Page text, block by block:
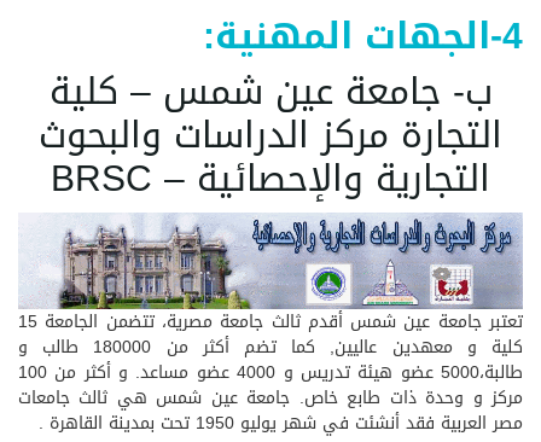
4-الجهات المهنية:
ب- جامعة عين شمس – كلية
التجارة مركز الدراسات والبحوث
التجارية والإحصائية – BRSC
تعتبر جامعة عين شمس أقدم ثالث جامعة مصرية، تتضمن الجامعة 15
كلية و معهدين عاليين, كما تضم أكثر من 180000 طالب و
طالبة،5000 عضو هيئة تدريس و 4000 عضو مساعد. و أكثر من 100
مركز و وحدة ذات طابع خاص. جامعة عين شمس هي ثالث جامعات
مصر العربية فقد أنشئت في شهر يوليو 1950 تحت بمدينة القاهرة .